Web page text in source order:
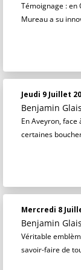
Témoignage : en
Mureau a su
Jeudi 9 Juillet
Benjamin
En Aveyron,
certaines
Mercredi 8
Benjamin
Véritable
savoir-faire de